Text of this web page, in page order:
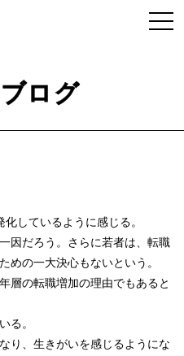
ログ
しているように感じる。
因だろう。さらに若者は、転職
めの一大決心もないという。
層の転職増加の理由でもあると
る。
り、生きがいを感じるようにな